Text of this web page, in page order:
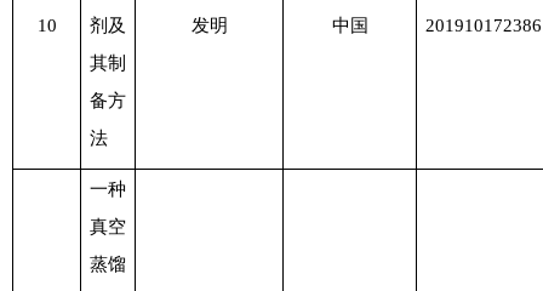
10
剂及
其制
备方
法
发明 中国
一种
真空
蒸馏